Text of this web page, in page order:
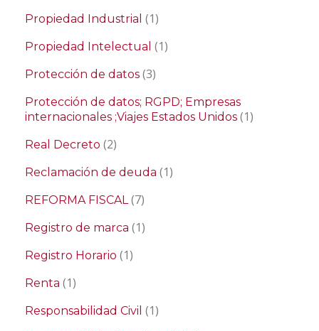
Propiedad Industrial (1)
Propiedad Intelectual (1)
Protección de datos (3)
Protección de datos; RGPD; Empresas
internacionales ;Viajes Estados Unidos (1)
Real Decreto (2)
Reclamación de deuda (1)
REFORMA FISCAL(7)
Registro de marca (1)
Registro Horario (1)
Renta (1)
Responsabilidad Civil (1)